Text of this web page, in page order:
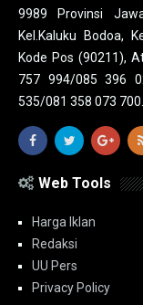
9989 Provinsi
Kel.Kaluku Bodoa,
Kode Pos (90211),
757 994/085 396
535/081 358 073 700.
Web Tools
Harga Iklan
Redaksi
UU Pers
Privacy Policy